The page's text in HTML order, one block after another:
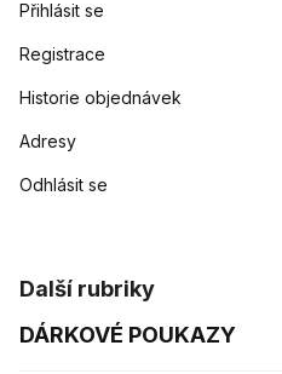
Přihlásit se
Registrace
Historie objednávek
Adresy
Odhlásit se
Další rubriky
DÁRKOVÉ POUKAZY